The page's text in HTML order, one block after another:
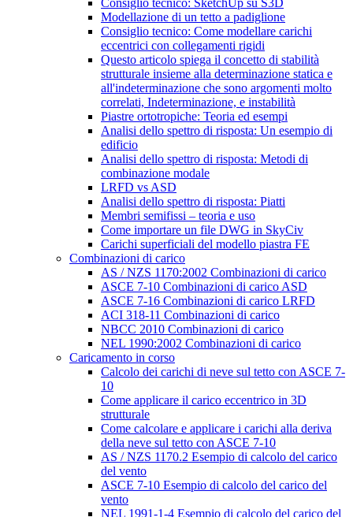
Consiglio tecnico: SketchUp su S3D
Modellazione di un tetto a padiglione
Consiglio tecnico: Come modellare carichi
eccentrici con collegamenti rigidi
Questo articolo spiega il concetto di stabilità
strutturale insieme alla determinazione statica e
all'indeterminazione che sono argomenti molto
correlati, Indeterminazione, e instabilità
Piastre ortotropiche: Teoria ed esempi
Analisi dello spettro di risposta: Un esempio di
edificio
Analisi dello spettro di risposta: Metodi di
combinazione modale
LRFD vs ASD
Analisi dello spettro di risposta: Piatti
Membri semifissi – teoria e uso
Come importare un file DWG in SkyCiv
Carichi superficiali del modello piastra FE
Combinazioni di carico
AS / NZS 1170:2002 Combinazioni di carico
ASCE 7-10 Combinazioni di carico ASD
ASCE 7-16 Combinazioni di carico LRFD
ACI 318-11 Combinazioni di carico
NBCC 2010 Combinazioni di carico
NEL 1990:2002 Combinazioni di carico
Caricamento in corso
Calcolo dei carichi di neve sul tetto con ASCE 7-
10
Come applicare il carico eccentrico in 3D
strutturale
Come calcolare e applicare i carichi alla deriva
della neve sul tetto con ASCE 7-10
AS / NZS 1170.2 Esempio di calcolo del carico
del vento
ASCE 7-10 Esempio di calcolo del carico del
vento
NEL 1991-1-4 Esempio di calcolo del carico del